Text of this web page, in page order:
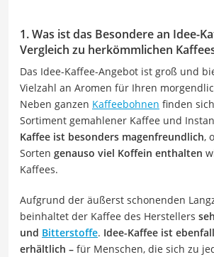
1. Was ist das Besondere an Idee-
Vergleich zu herkömmlichen
Das Idee-Kaffee-Angebot ist groß und
Vielzahl an Aromen für Ihren
Neben ganzen Kaffeebohnen finden
Sortiment gemahlener Kaffee und
Kaffee ist besonders magenfreundlich,
Sorten genauso viel Koffein enthalten
Kaffees.
Aufgrund der äußerst schonenden
beinhaltet der Kaffee des Herstellers
und Bitterstoffe. Idee-Kaffee ist
erhältlich – für Menschen, die sich zu